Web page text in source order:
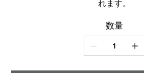
れます。
数量